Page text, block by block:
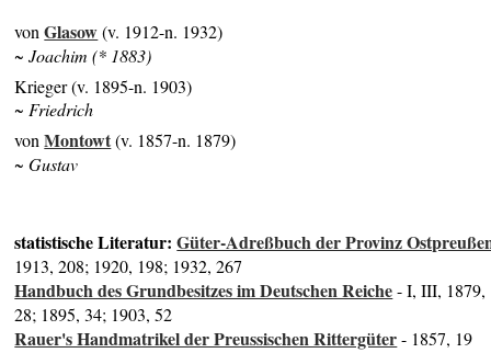
vonGlasow(v. 1912-n. 1932)
~ Joachim (* 1883)
Krieger (v. 1895-n. 1903)
~ Friedrich
vonMontowt(v. 1857-n. 1879)
~ Gustav
statistische Literatur:Güter-Adreßbuch der Provinz
1913, 208; 1920, 198; 1932, 267
Handbuch des Grundbesitzes im Deutschen Reiche- I, III, 1879,
28; 1895, 34; 1903, 52
Rauer's Handmatrikel der Preussischen Rittergüter- 1857, 19